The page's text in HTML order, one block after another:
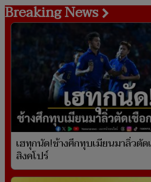
Breaking News
เฮทุกนัด!ช้างศึกทุบเมียนมาลิ่วตั
สิงคโปร์